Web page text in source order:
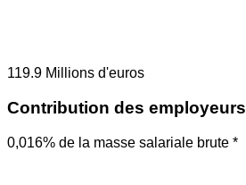
119.9 Millions d'euros
Contribution des employeurs
0,016% de la masse salariale brute *